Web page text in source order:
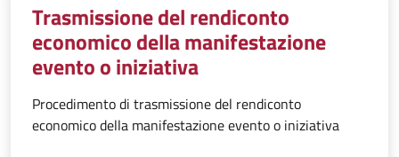
Trasmissione del rendiconto
economico della manifestazione
evento o iniziativa
Procedimento di trasmissione del rendiconto
economico della manifestazione evento o iniziativa